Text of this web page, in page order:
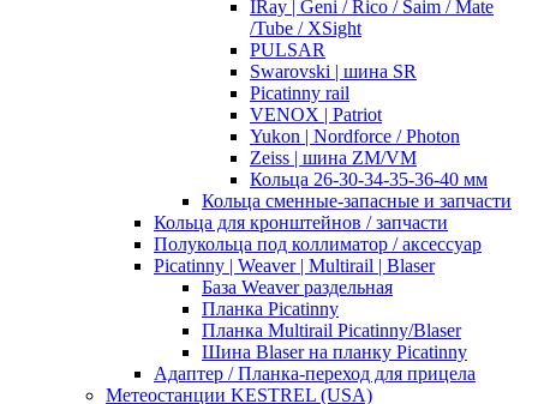
IRay | Geni / Rico / Saim / Mate
/Tube / XSight
PULSAR
Swarovski | шина SR
Picatinny rail
VENOX | Patriot
Yukon | Nordforce / Photon
Zeiss | шина ZM/VM
Кольца 26-30-34-35-36-40 мм
Кольца сменные-запасные и запчасти
Кольца для кронштейнов / запчасти
Полукольца под коллиматор / аксессуар
Picatinny | Weaver | Multirail | Blaser
База Weaver раздельная
Планка Picatinny
Планка Multirail Picatinny/Blaser
Шина Blaser на планку Picatinny
Адаптер / Планка-переход для прицела
Метеостанции KESTREL (USA)